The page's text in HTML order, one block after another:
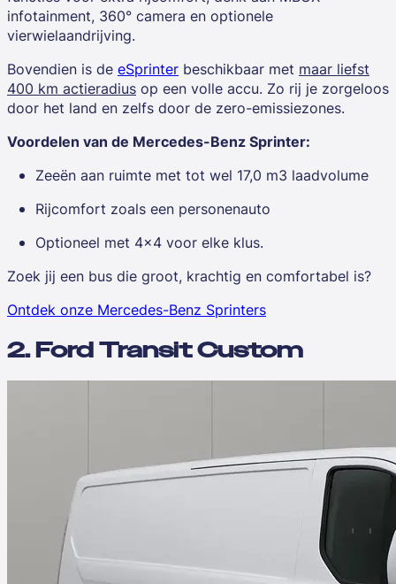
infotainment, 360° camera en optionele
vierwielaandrijving.
Bovendien is de eSprinter beschikbaar met maar liefst
400 km actieradius op een volle accu. Zo rij je zorgeloos
door het land en zelfs door de zero-emissiezones.
Voordelen van de Mercedes-Benz Sprinter:
Zeeën aan ruimte met tot wel 17,0 m3 laadvolume
Rijcomfort zoals een personenauto
Optioneel met 4x4 voor elke klus.
Zoek jij een bus die groot, krachtig en comfortabel is?
Ontdek onze Mercedes-Benz Sprinters
2. Ford Transit Custom